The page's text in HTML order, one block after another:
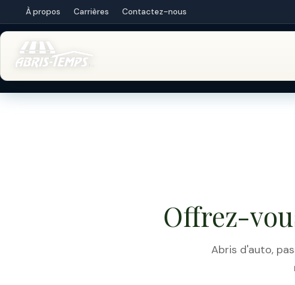
À propos Carrières Contactez-nous
Offrez-
Abris d'auto,